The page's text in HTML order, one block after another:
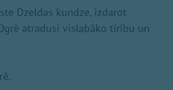
Dzeldas kundze, izdarot
atradusi vislabāko tīrību un